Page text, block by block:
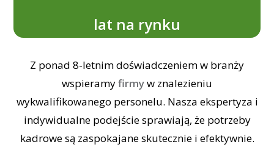
lat na rynku
Z ponad 8-letnim doświadczeniem w branży
wspieramyfirmyw znalezieniu
wykwalifikowanego personelu. Nasza ekspertyza i
indywidualne podejście sprawiają, że potrzeby
kadrowe są zaspokajane skutecznie i efektywnie.